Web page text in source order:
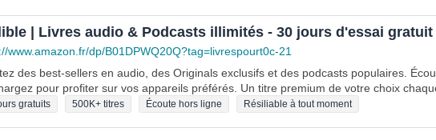
| Livres audio & Podcasts illimités - 30 jours d'essai gratuit
www.amazon.fr/dp/B01DPWQ20Q?tag=livrespourt0c-21
des best-sellers en audio, des Originals exclusifs et des podcasts populaires.
pour profiter sur vos appareils préférés. Un titre premium de votre choix
gratuits 500K+ titres Écoute hors ligne Résiliable à tout moment